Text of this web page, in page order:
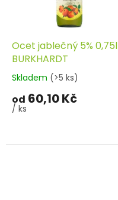
Ocet jablečný 5% 0,75l
BURKHARDT
Skladem (>5 ks)
od 60,10 Kč
/ ks